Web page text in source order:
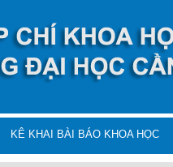
KÊ KHAI BÀI BÁO KHOA HỌC